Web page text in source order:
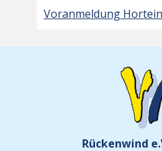
Voranmeldung
Rückenwind